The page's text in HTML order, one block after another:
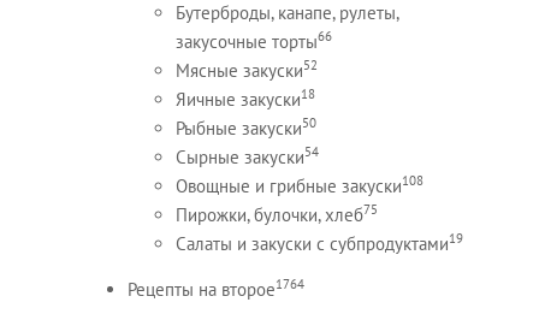
Бутерброды, канапе, рулеты,
закусочные торты66
Мясные закуски52
Яичные закуски18
Рыбные закуски50
Сырные закуски54
Овощные и грибные закуски108
Пирожки, булочки, хлеб75
Салаты и закуски с субпродуктами19
Рецепты на второе1764